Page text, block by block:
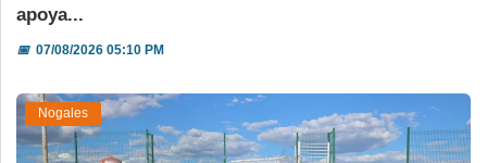
apoya...
📅07/08/2026 05:10 PM
Nogales